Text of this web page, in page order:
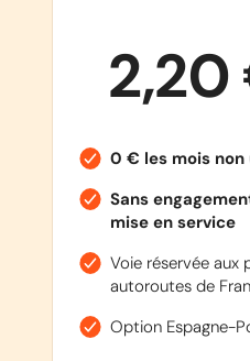
0 € les mois
Sans
mise en service
Voie réservée aux
autoroutes de
Option Espagne-